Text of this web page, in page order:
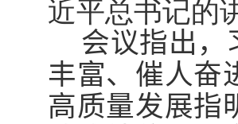
近平总书记的
会议指出，
丰富、催人奋
高质量发展指